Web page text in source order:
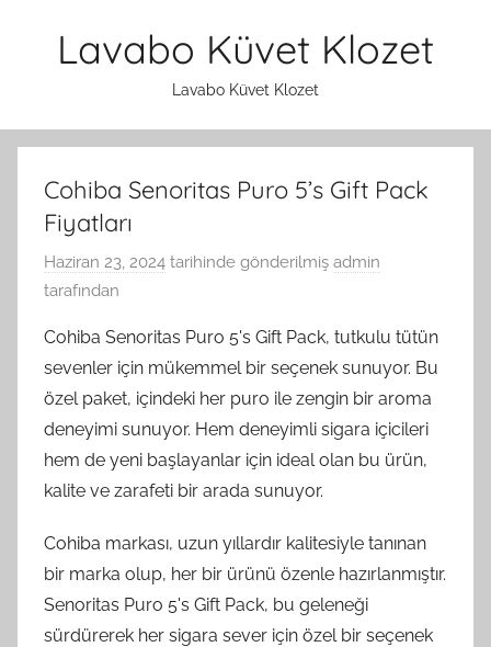
Lavabo Küvet Klozet
Lavabo Küvet Klozet
Cohiba Senoritas Puro 5’s Gift Pack
Fiyatları
Haziran 23, 2024 tarihinde gönderilmiş admin
tarafından
Cohiba Senoritas Puro 5's Gift Pack, tutkulu tütün
sevenler için mükemmel bir seçenek sunuyor. Bu
özel paket, içindeki her puro ile zengin bir aroma
deneyimi sunuyor. Hem deneyimli sigara içicileri
hem de yeni başlayanlar için ideal olan bu ürün,
kalite ve zarafeti bir arada sunuyor.
Cohiba markası, uzun yıllardır kalitesiyle tanınan
bir marka olup, her bir ürünü özenle hazırlanmıştır.
Senoritas Puro 5's Gift Pack, bu geleneği
sürdürerek her sigara sever için özel bir seçenek